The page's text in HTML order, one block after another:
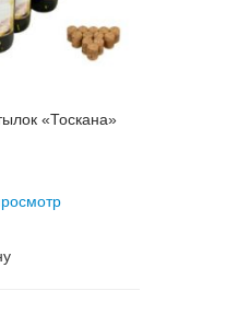
«Тоскана»